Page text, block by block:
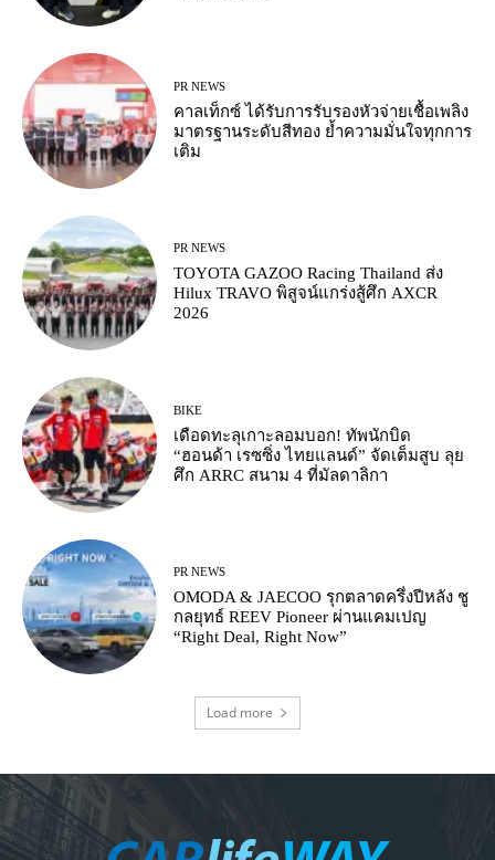
PR NEWS
คาลเท็กซ์ ได้รับการรับรองหัวจ่ายเชื้อเพลิง
มาตรฐานระดับสีทอง ย้ำความมั่นใจทุกการ
เติม
PR NEWS
TOYOTA GAZOO Racing Thailand ส่ง
Hilux TRAVO พิสูจน์แกร่งสู้ศึก AXCR
2026
BIKE
เดือดทะลุเกาะลอมบอก! ทัพนักบิด
“ฮอนด้า เรซซิ่ง ไทยแลนด์” จัดเต็มสูบ ลุย
ศึก ARRC สนาม 4 ที่มัลดาลิกา
PR NEWS
OMODA & JAECOO รุกตลาดครึ่งปีหลัง ชู
กลยุทธ์ REEV Pioneer ผ่านแคมเปญ
“Right Deal, Right Now”
Load more